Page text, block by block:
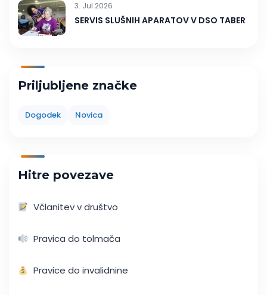
3. Jul 2026
SERVIS SLUŠNIH APARATOV V DSO TABER
Priljubljene značke
Dogodek Novica
Hitre povezave
Včlanitev v društvo
Pravica do tolmača
Pravice do invalidnine